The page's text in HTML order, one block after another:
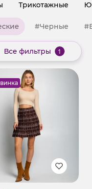
Трикотажные
#Черные
Все фильтры 1